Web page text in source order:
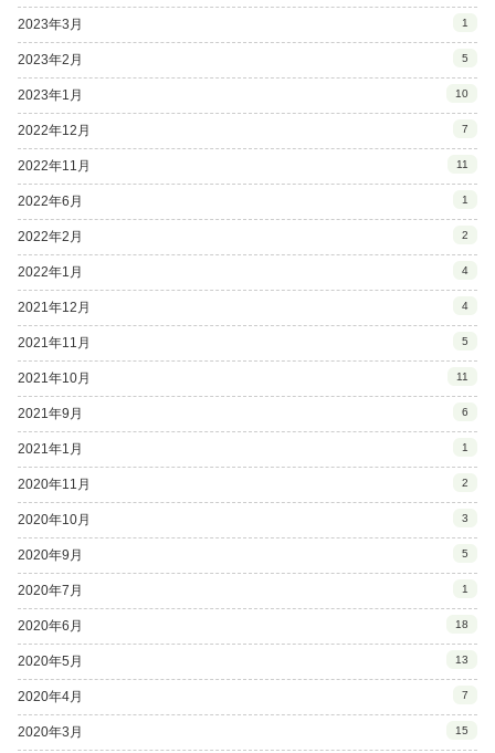
2023年3月 1
2023年2月 5
2023年1月 10
2022年12月 7
2022年11月 11
2022年6月 1
2022年2月 2
2022年1月 4
2021年12月 4
2021年11月 5
2021年10月 11
2021年9月 6
2021年1月 1
2020年11月 2
2020年10月 3
2020年9月 5
2020年7月 1
2020年6月 18
2020年5月 13
2020年4月 7
2020年3月 15